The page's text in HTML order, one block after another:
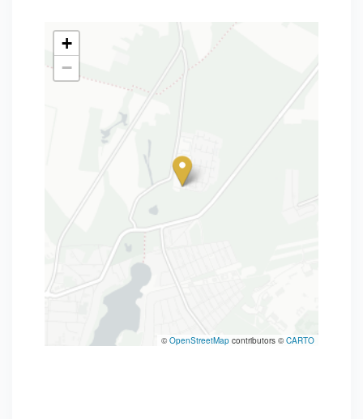
+
−
© OpenStreetMap contributors ©CARTO